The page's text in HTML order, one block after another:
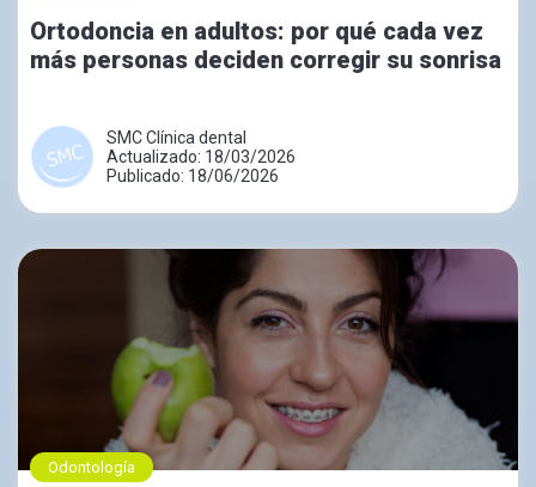
Ortodoncia en adultos: por qué cada vez
más personas deciden corregir su sonrisa
SMC Clínica dental
Actualizado: 18/03/2026
Publicado: 18/06/2026
Odontología